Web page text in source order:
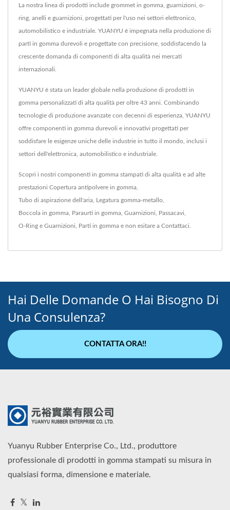
La nostra linea di prodotti include grommet in gomma, guarnizioni, o-
ring, anelli e guarnizioni, progettati per l'uso nei settori elettronico,
automobilistico e industriale. YUANYU è impegnata nella produzione di
parti in gomma durevoli e progettate con precisione, soddisfacendo la
crescente domanda di componenti di alta qualità nei mercati
internazionali.
YUANYU è stata un leader globale nella produzione di prodotti in
gomma personalizzati di alta qualità per oltre 43 anni. Combinando
tecnologie di produzione avanzate con decenni di esperienza, YUANYU
offre componenti in gomma durevoli e innovativi progettati per
soddisfare le esigenze uniche delle industrie in tutto il mondo, inclusi i
settori dell'elettronica, automobilistico e industriale.
Scopri i nostri componenti in gomma stampati di alta qualità e ad alte
prestazioni Copertura antipolvere in gomma
Tubo di aspirazione dell'aria Legatura gomma-metallo
Boccola in gomma Paraurti in gomma Guarnizioni Passacavi
O-Ring e Guarnizioni Parti in gomma e non esitare a Contattaci
Hai Delle Domande O Hai Bisogno Di
Una Consulenza?
CONTATTA ORA!!
Yuanyu Rubber Enterprise Co., Ltd., produttore
professionale di prodotti in gomma stampati su misura in
qualsiasi forma, dimensione e materiale.